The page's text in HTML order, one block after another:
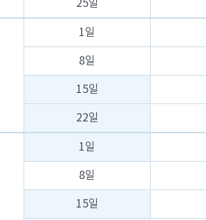
25일
1일
8일
15일
22일
1일
8일
15일